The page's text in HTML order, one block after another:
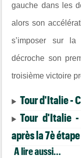
gauche dans les
alors son
s’imposer sur
décroche son
troisième victoire
Tour d'Italie -
Tour d'Italie -
après la 7è étape
A lire aussi...